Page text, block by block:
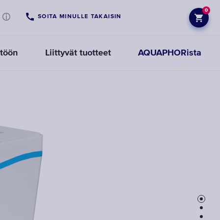
SOITA MINULLE TAKAISIN
0
Liittyvät tuotteet AQUAPHORista